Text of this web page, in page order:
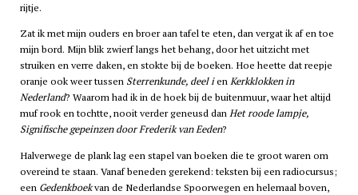
rijtje.
Zat ik met mijn ouders en broer aan tafel te eten, dan vergat ik af en toe
mijn bord. Mijn blik zwierf langs het behang, door het uitzicht met
struiken en verre daken, en stokte bij de boeken. Hoe heette dat reepje
oranje ook weer tussen Sterrenkunde, deelienKerkklokken in
Nederland? Waarom had ik in de hoek bij de buitenmuur, waar het altijd
muf rook en tochtte, nooit verder geneusd danHet roode lampje,
Signifische gepeinzen door Frederik van Eeden?
Halverwege de plank lag een stapel van boeken die te groot waren om
overeind te staan. Vanaf beneden gerekend: teksten bij een radiocursus;
een Gedenkboekvan de Nederlandse Spoorwegen en helemaal boven,